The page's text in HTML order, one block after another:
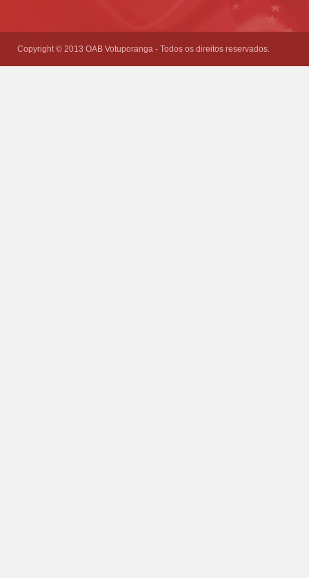
Copyright © 2013 OAB Votuporanga - Todos os direitos reservados.